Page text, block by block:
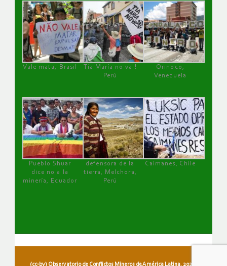
Vale mata, Brasil
Tía María no va !
Perú
Orinoco,
Venezuela
Pueblo Shuar
dice no a la
minería, Ecuador
defensora de la
tierra, Melchora,
Perú
Caimanes, Chile
(cc-by) Observatorio de Conflictos Mineros de América Latina, 2026